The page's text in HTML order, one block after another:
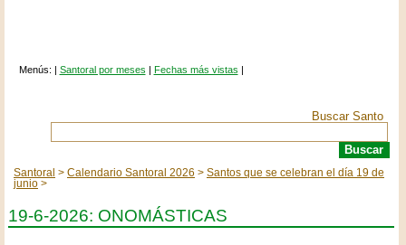
Menús: | Santoral por meses | Fechas más vistas |
Buscar Santo
Santoral Calendario Santoral 2026
Santos que se celebran el día 19 de
junio
19-6-2026: ONOMÁSTICAS